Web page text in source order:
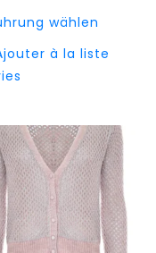
wählen
weist
auf.
Die
können
auf
der
à la liste